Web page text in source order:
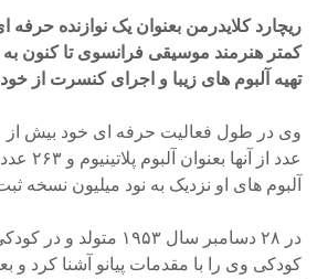
ریچارد کلایدرمن بعنوان یک نوازنده
کمتر هنرمند موسیقی فرانسوی تا کنون
تهیه آلبوم های زیبا و اجرای کنسرت از
عدد
آلبوم های او نزدیک به نود میلیون
در ۲۸ دسامبر سال
کودکی وی را با مقدمات پیانو آشنا کرد و